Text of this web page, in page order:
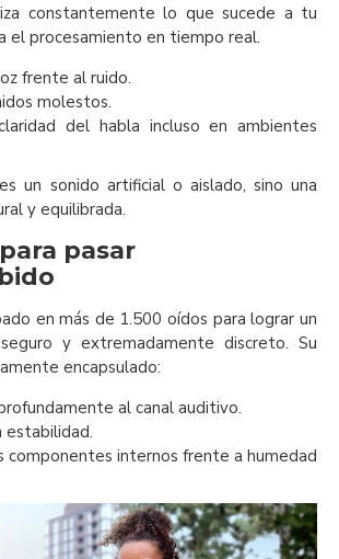
constantemente lo que sucede a tu
el procesamiento en tiempo real.
frente al ruido.
molestos.
del habla incluso en ambientes
un sonido artificial o aislado, sino una
y equilibrada.
pasar
en más de 1.500 oídos para lograr un
y extremadamente discreto. Su
encapsulado:
al canal auditivo.
estabilidad.
componentes internos frente a humedad